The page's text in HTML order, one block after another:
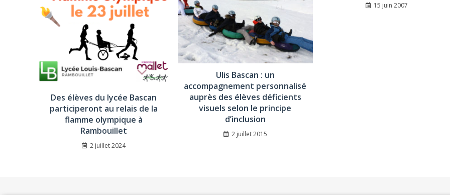
Des élèves du lycée Bascan
participeront au relais de la
flamme olympique à
Rambouillet
2 juillet 2024
Ulis Bascan : un
accompagnement personnalisé
auprès des élèves déficients
visuels selon le principe
d’inclusion
2 juillet 2015
15 juin 2007